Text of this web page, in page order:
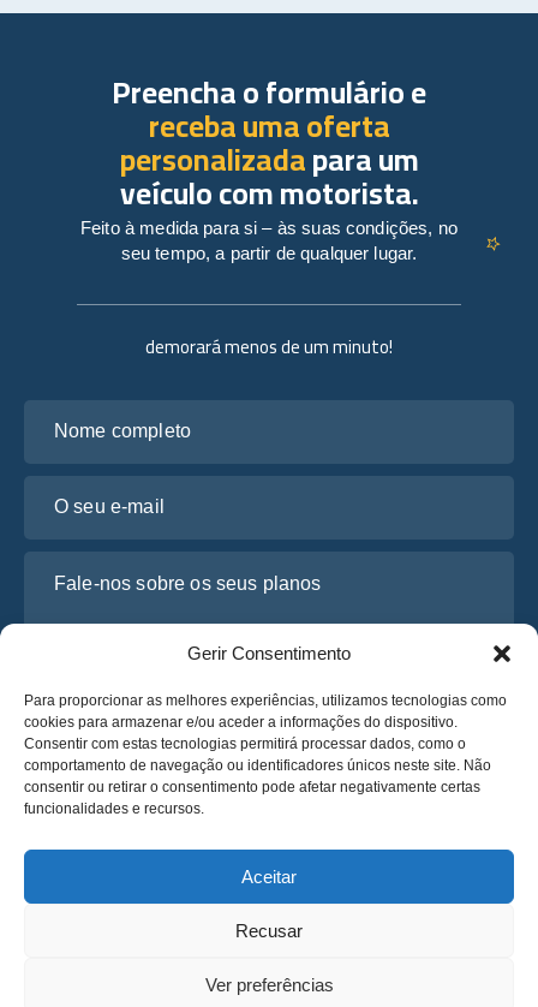
Gerir Consentimento
Para proporcionar as melhores experiências, utilizamos tecnologias como
cookies para armazenar e/ou aceder a informações do dispositivo.
Consentir com estas tecnologias permitirá processar dados, como o
comportamento de navegação ou identificadores únicos neste site. Não
consentir ou retirar o consentimento pode afetar negativamente certas
funcionalidades e recursos.
Aceitar
Recusar
Ver preferências
demorará menos de um minuto!
Li e concordo com a
Obtenha um Orçamento
Obtenha um Orçamento
Preencha o formulário e
receba uma oferta
personalizadapara um
veículo com motorista.
Feito à medida para si – às suas condições, no
seu tempo, a partir de qualquer lugar.